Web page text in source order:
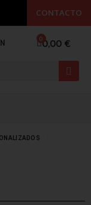
CONTACTO
0,00 €